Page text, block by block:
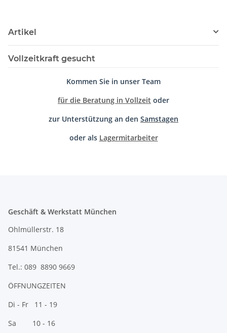
Artikel
Vollzeitkraft gesucht
Kommen Sie in unser Team
für die Beratung in Vollzeit oder
zur Unterstützung an den Samstagen
oder als Lagermitarbeiter
Geschäft & Werkstatt München
Ohlmüllerstr. 18
81541 München
Tel.: 089 8890 9669
ÖFFNUNGZEITEN
Di - Fr 11 - 19
Sa 10 - 16